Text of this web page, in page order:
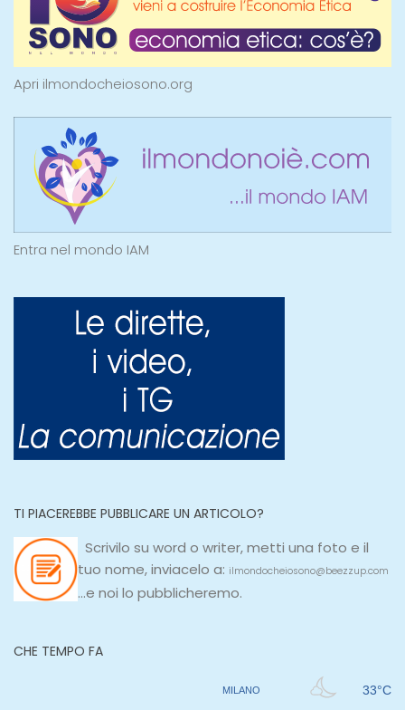
Apri ilmondocheiosono.org
Entra nel mondo IAM
TI PIACEREBBE PUBBLICARE UN ARTICOLO?
Scrivilo su word o writer, metti una foto e il
tuo nome, inviacelo a: ilmondocheiosono@beezzup.com
...e noi lo pubblicheremo.
CHE TEMPO FA